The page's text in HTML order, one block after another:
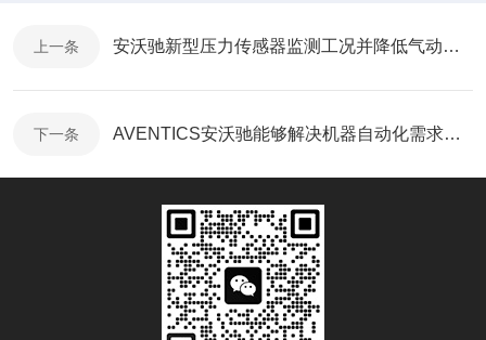
上一条 安沃驰新型压力传感器监测工况并降低气动系统损耗
下一条 AVENTICS安沃驰能够解决机器自动化需求的气动解决方案